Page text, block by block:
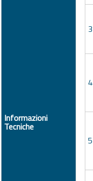
Informazioni
Tecniche
3
4
5